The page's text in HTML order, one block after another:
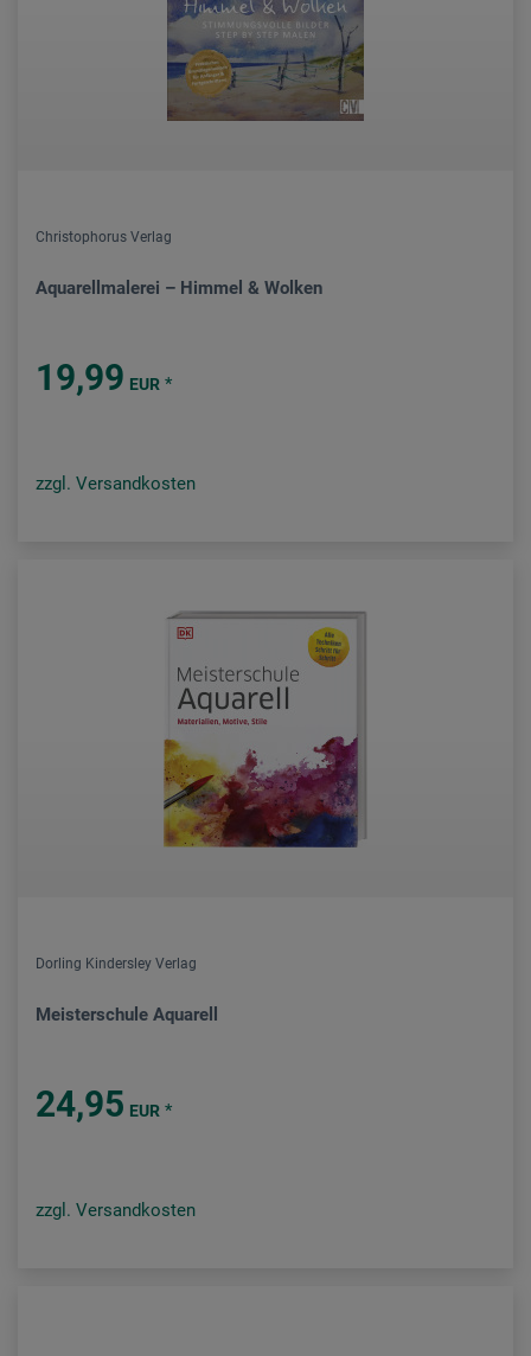
Christophorus Verlag
Aquarellmalerei – Himmel & Wolken
19,99 EUR *
zzgl. Versandkosten
Dorling Kindersley Verlag
Meisterschule Aquarell
24,95 EUR *
zzgl. Versandkosten